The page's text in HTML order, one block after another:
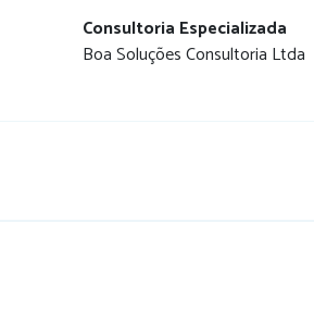
Consultoria Especializada
Boa Soluções Consultoria Ltda